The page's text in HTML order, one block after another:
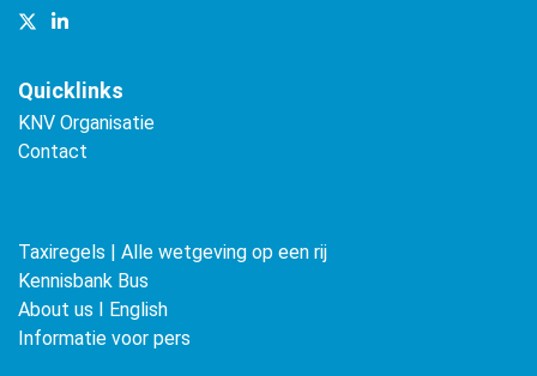
Quicklinks
KNV Organisatie
Contact
Taxiregels | Alle wetgeving op een rij
Kennisbank Bus
About us ǀ English
Informatie voor pers